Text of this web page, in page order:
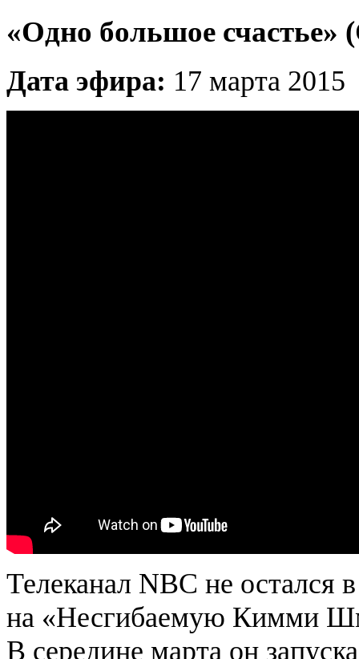
«Одно большое счастье»
Дата эфира: 17 марта 2015
Телеканал NBC не остался
на «Несгибаемую Кимми
В середине марта он